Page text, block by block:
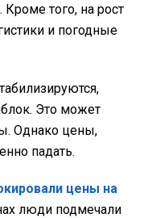
того, на рост
и погодные
Это может
Однако цены,
падать.
цены на
люди подмечали